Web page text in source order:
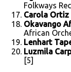
Folkways
Carola Ortiz
Okavango
African
Lenhart
Luzmila
[5]